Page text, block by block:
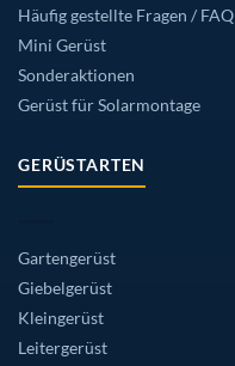
Häufig gestellte Fragen / FAQ
Mini Gerüst
Sonderaktionen
Gerüst für Solarmontage
GERÜSTARTEN
Gartengerüst
Giebelgerüst
Kleingerüst
Leitergerüst